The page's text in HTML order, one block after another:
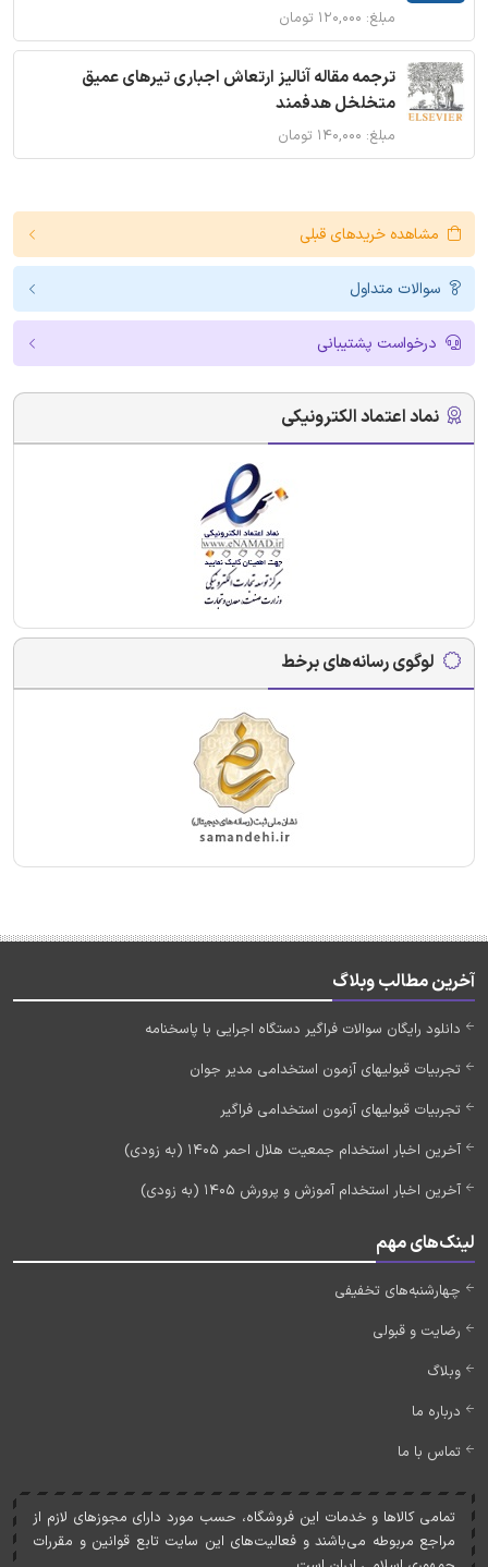
مبلغ: ۱۲۰,۰۰۰ تومان
ترجمه مقاله آنالیز ارتعاش اجباری تیرهای عمیق
متخلخل هدفمند
مبلغ: ۱۴۰,۰۰۰ تومان
مشاهده خریدهای قبلی
سوالات متداول
درخواست پشتیبانی
نماد اعتماد الکترونیکی
لوگوی رسانه‌های برخط
آخرین مطالب وبلاگ
دانلود رایگان سوالات فراگیر دستگاه اجرایی با پاسخنامه
تجربیات قبولیهای آزمون استخدامی مدیر جوان
تجربیات قبولیهای آزمون استخدامی فراگیر
آخرین اخبار استخدام جمعیت هلال احمر 1405 (به زودی)
آخرین اخبار استخدام آموزش و پرورش 1405 (به زودی)
لینک‌های مهم
چهارشنبه‌های تخفیفی
رضایت و قبولی
وبلاگ
درباره ما
تماس با ما
تمامی کالاها و خدمات اين فروشگاه، حسب مورد دارای مجوزهای لازم از
مراجع مربوطه می‌باشند و فعاليت‌های اين سايت تابع قوانين و مقررات